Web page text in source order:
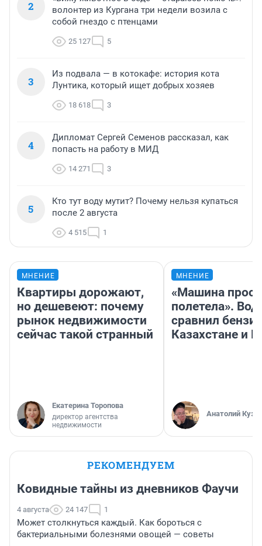
2
волонтер из Кургана три недели возила с
собой гнездо с птенцами
25 127 5
3
Из подвала — в котокафе: история кота
Лунтика, который ищет добрых хозяев
18 618 3
4
Дипломат Сергей Семенов рассказал, как
попасть на работу в МИД
14 271 3
5
Кто тут воду мутит? Почему нельзя купаться
после 2 августа
4 515 1
МНЕНИЕ
Квартиры дорожают,
но дешевеют: почему
рынок недвижимости
сейчас такой странный
Екатерина Торопова
директор агентства
недвижимости
МНЕНИЕ
«Машина
полетела».
сравнил
Казахстане и
Анатолий
РЕКОМЕНДУЕМ
Ковидные тайны из дневников Фаучи
4 августа 24 147 1
Может столкнуться каждый. Как бороться с
бактериальными болезнями овощей — советы